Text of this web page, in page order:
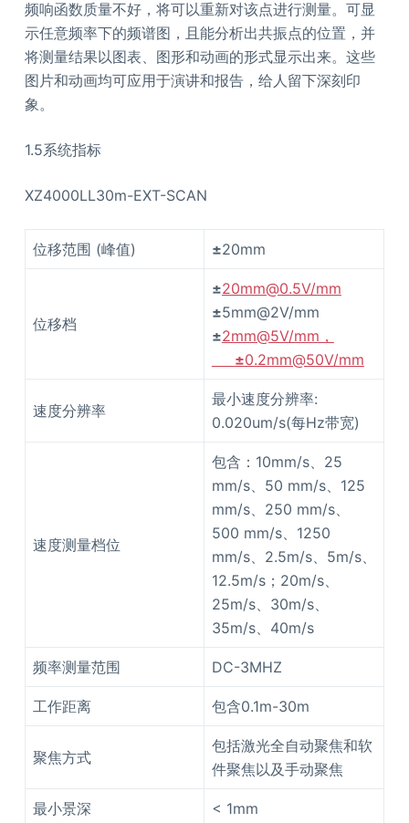
频响函数质量不好，将可以重新对该点进行测量。可显
示任意频率下的频谱图，且能分析出共振点的位置，并
将测量结果以图表、图形和动画的形式显示出来。这些
图片和动画均可应用于演讲和报告，给人留下深刻印
象。
1.5系统指标
XZ4000LL30m-EXT-SCAN
位移范围 (峰值) ±20mm
位移档
±20mm@0.5V/mm
±5mm@2V/mm
±2mm@5V/mm，
±0.2mm@50V/mm
速度分辨率
最小速度分辨率:
0.020um/s(每Hz带宽)
速度测量档位
包含：10mm/s、25
mm/s、50 mm/s、125
mm/s、250 mm/s、
500 mm/s、1250
mm/s、2.5m/s、5m/s、
12.5m/s；20m/s、
25m/s、30m/s、
35m/s、40m/s
频率测量范围 DC-3MHZ
工作距离 包含0.1m-30m
聚焦方式
包括激光全自动聚焦和软
件聚焦以及手动聚焦
最小景深 < 1mm